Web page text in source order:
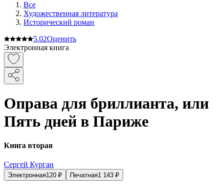
Все
Художественная литература
Исторический роман
5.02Оценить
Электронная книга
Оправа для бриллианта, или
Пять дней в Париже
Книга вторая
Сергей Курган
Электронная120 ₽ Печатная1 143 ₽